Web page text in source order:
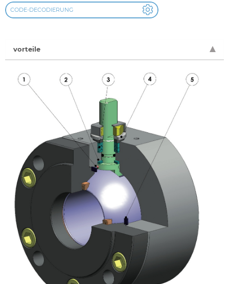
CODE-DECODIERUNG
vorteile